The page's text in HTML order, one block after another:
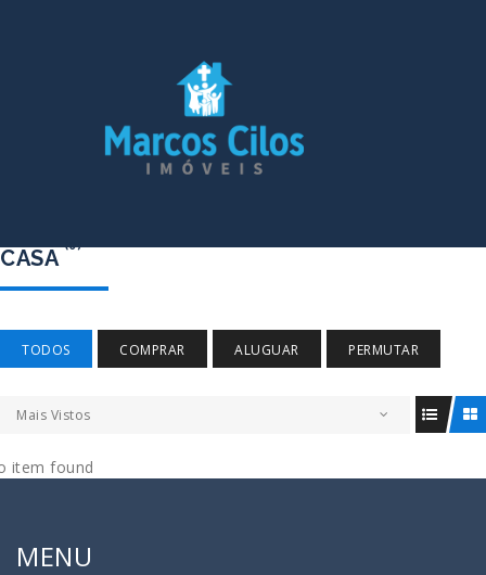
CASA (0)
TODOS COMPRAR ALUGUAR PERMUTAR
Mais Vistos
item found
MENU